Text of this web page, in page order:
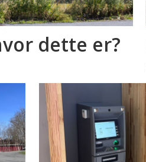
dette er?